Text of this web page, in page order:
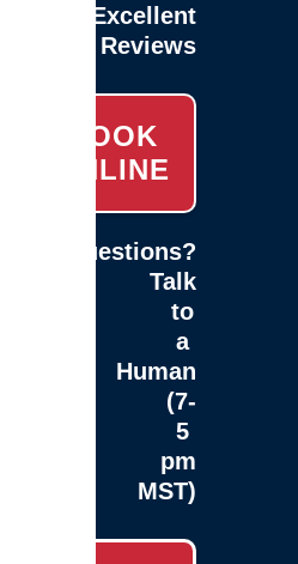
Excellent
Reviews
BOOK
ONLINE
Questions?
Talk
to
a
Human
(7-
5
pm
MST)